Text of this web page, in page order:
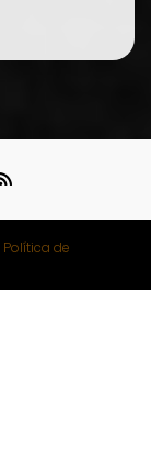
Política de